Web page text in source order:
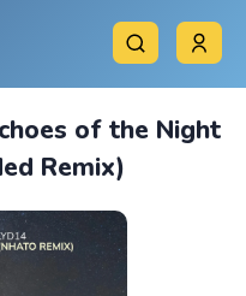
of the Night
Remix)